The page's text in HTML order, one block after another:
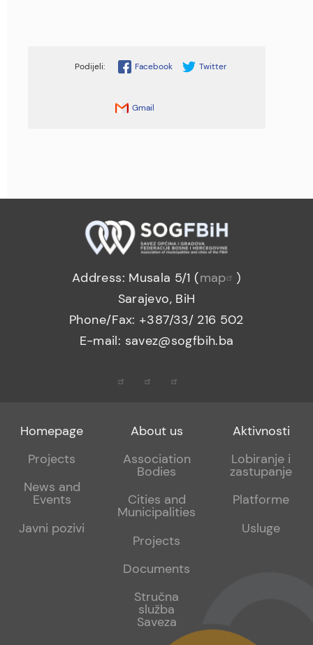
Facebook Twitter
Gmail
Address: Musala 5/1 (map
)
Sarajevo, BiH
Phone/Fax: +387/33/ 216 502
E-mail: savez@sogfbih.ba
Footer
menu
Homepage
Projects
News and
Events
Javni pozivi
Footer
sub
About us
Association
Bodies
Cities and
Municipalities
Projects
Documents
Stručna
služba
Saveza
Footer
sub
Aktivnosti
Lobiranje i
zastupanje
Platforme
Usluge